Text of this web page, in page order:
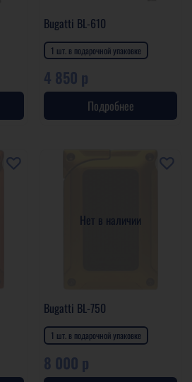
Bugatti BL-610
1 шт. в подарочной упаковке
4 850 р
Подробнее
Нет в наличии
Bugatti BL-750
1 шт. в подарочной упаковке
8 000 р